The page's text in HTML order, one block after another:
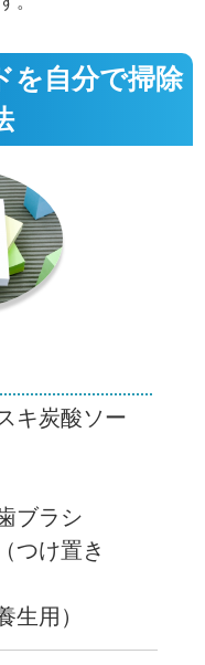
を自分で掃除
キ炭酸ソー
ブラシ
つけ置き
生用）